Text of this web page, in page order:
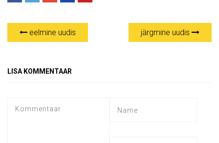
eelmine uudis järgmine uudis
LISA KOMMENTAAR